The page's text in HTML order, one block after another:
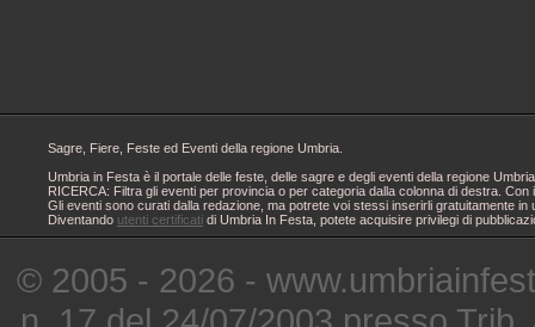
Sagre, Fiere, Feste ed Eventi della regione Umbria.
Umbria in Festa è il portale delle feste, delle sagre e degli eventi della regione
RICERCA: Filtra gli eventi per provincia o per categoria dalla colonna di destra.
Gli eventi sono curati dalla redazione, ma potrete voi stessi inserirli gratuitamente
Diventando utenti certificati di Umbria In Festa, potete acquisire privilegi di
© 2005 - 2026 -